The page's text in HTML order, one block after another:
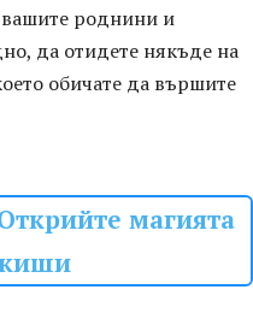
роднини и
да отидете някъде на
обичате да вършите
магията